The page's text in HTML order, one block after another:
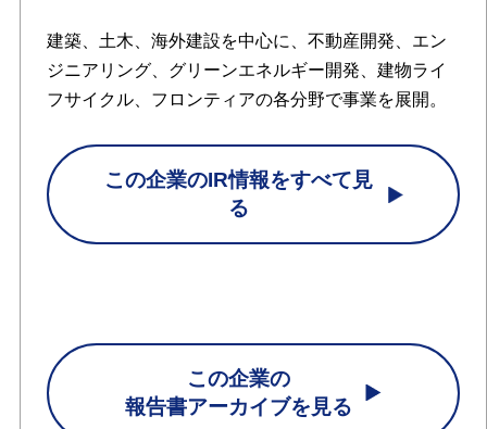
建築、土木、海外建設を中心に、不動産開発、エン
ジニアリング、グリーンエネルギー開発、建物ライ
フサイクル、フロンティアの各分野で事業を展開。
この企業のIR情報をすべて見
る
この企業の
報告書アーカイブを見る